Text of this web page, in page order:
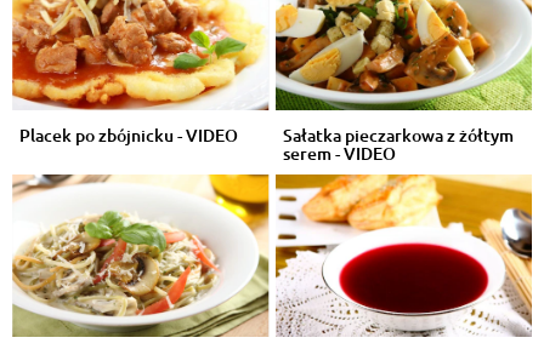
Placek po zbójnicku - VIDEO Sałatka pieczarkowa z żółtym
serem - VIDEO